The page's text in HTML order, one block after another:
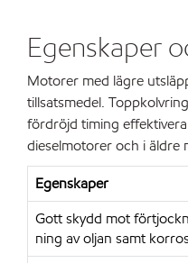
Egenskaper
Motorer med lägre
tillsatsmedel.
fördröjd timing
dieselmotorer och i äldre
Egenskaper
Gott skydd mot
ning av oljan samt